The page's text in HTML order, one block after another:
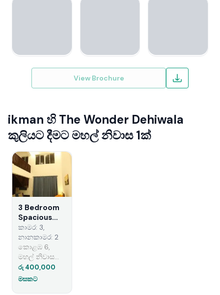
View Brochure
ikman හි The Wonder Dehiwala
කුලියට දීමට මහල් නිවාස 1ක්
3 Bedroom
Spacious
Duplex
Apartment
for Rent -
The Wonder
(EM867)
කාමර: 3,
නානකාමර: 2
කොළඹ 6,
මහල් නිවාස
කුලියට දීම
රු 400,000
මසකට